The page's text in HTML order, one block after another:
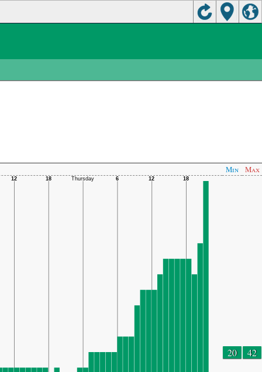
Min Max
20 42